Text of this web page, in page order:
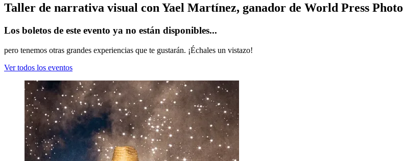
Taller de narrativa visual con Yael Martínez, ganador de World Press Photo
Los boletos de este evento ya no están disponibles...
pero tenemos otras grandes experiencias que te gustarán. ¡Échales un vistazo!
Ver todos los eventos